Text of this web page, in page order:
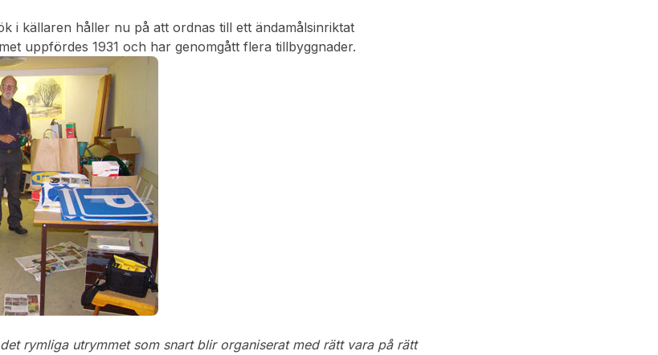
i källaren håller nu på att ordnas till ett ändamålsinriktat
uppfördes 1931 och har genomgått flera tillbyggnader.
rymliga utrymmet som snart blir organiserat med rätt vara på rätt